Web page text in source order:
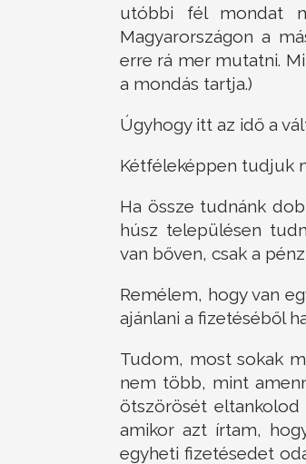
utóbbi fél mondat
Magyarországon a
erre rá mer mutatni.
a mondás tartja.)
Úgyhogy itt az idő a
Kétféleképpen tudjuk
Ha össze tudnánk
húsz településen
van bőven, csak a
Remélem, hogy van
ajánlani a fizetéséből
Tudom, most sokak
nem több, mint
ötszörösét eltankolod
amikor azt írtam,
egyheti fizetésedet